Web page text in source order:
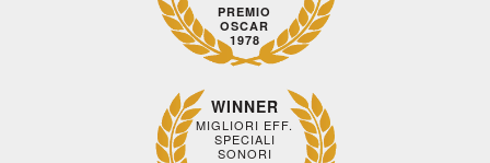
PREMIO
OSCAR
1978
WINNER
MIGLIORI EFF.
SPECIALI
SONORI